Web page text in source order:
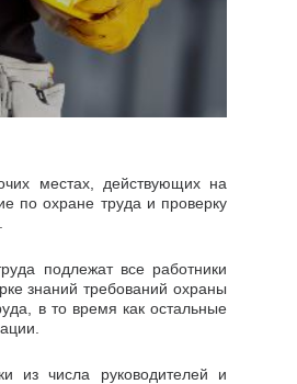
местах, действующих на
по охране труда и проверку
подлежат все работники
знаний требований охраны
в то время как остальные
из числа руководителей и